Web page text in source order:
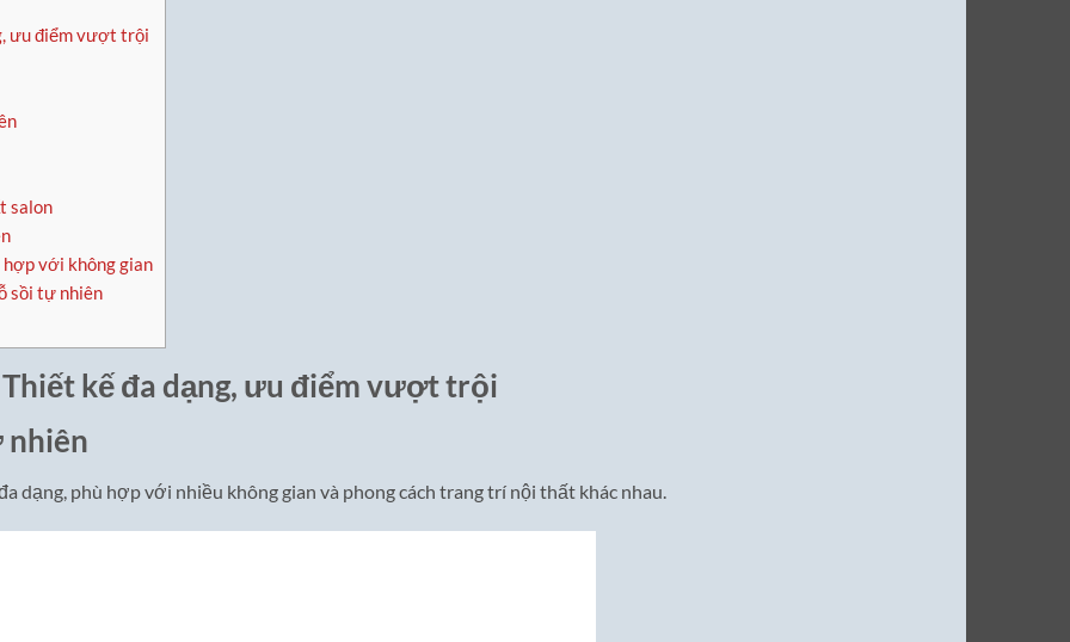
ưu điểm vượt trội
salon
với không gian
sồi tự nhiên
kế đa dạng, ưu điểm vượt trội
nhiên
dạng, phù hợp với nhiều không gian và phong cách trang trí nội thất khác nhau.